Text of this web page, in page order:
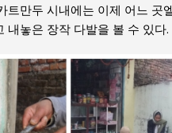
트만두 시내에는 이제 어느 곳
내놓은 장작 다발을 볼 수 있다.